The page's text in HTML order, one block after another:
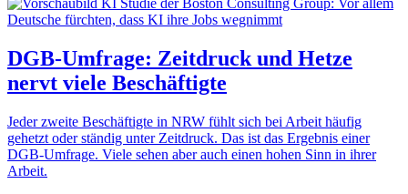
DGB-Umfrage: Zeitdruck und Hetze
nervt viele Beschäftigte
Jeder zweite Beschäftigte in NRW fühlt sich bei Arbeit häufig
gehetzt oder ständig unter Zeitdruck. Das ist das Ergebnis einer
DGB-Umfrage. Viele sehen aber auch einen hohen Sinn in ihrer
Arbeit.